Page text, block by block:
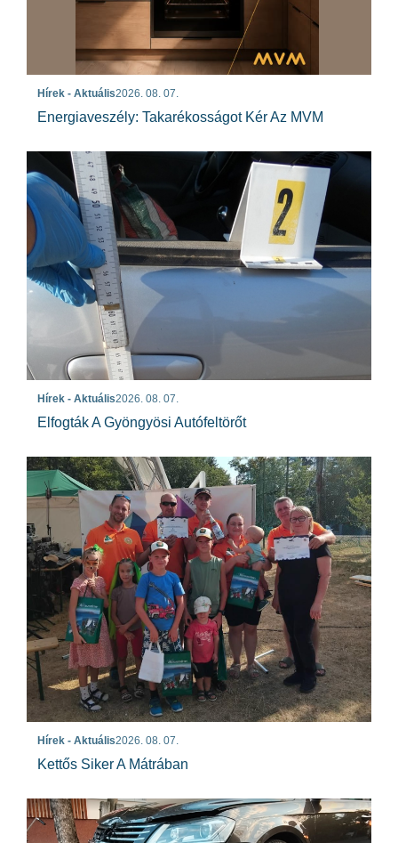
Hírek - Aktuális2026. 08. 07.
Energiaveszély: Takarékosságot Kér Az MVM
Hírek - Aktuális2026. 08. 07.
Elfogták A Gyöngyösi Autófeltörőt
Hírek - Aktuális2026. 08. 07.
Kettős Siker A Mátrában